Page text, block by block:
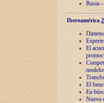
Rusia
Iberoamérica
El
El
En
Nueva